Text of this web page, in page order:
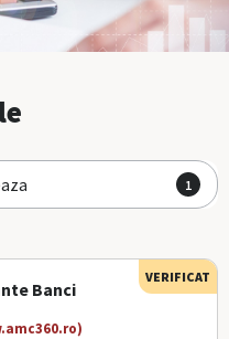
1
Banci
VERIFICAT